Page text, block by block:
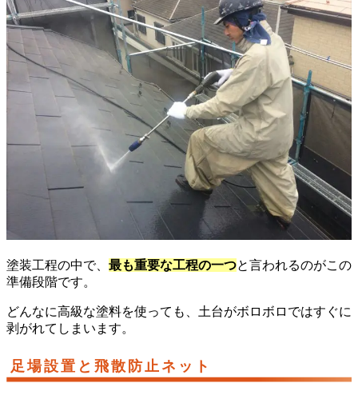
塗装工程の中で、 最も重要な工程の一つと言われるのがこの
準備段階です。
どんなに高級な塗料を使っても、土台がボロボロではすぐに
剥がれてしまいます。
足場設置と飛散防止ネット